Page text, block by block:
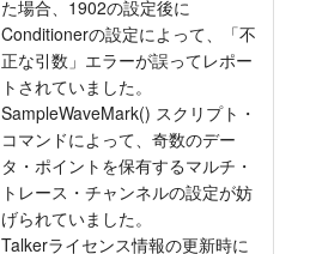
た場合、1902の設定後に
Conditionerの設定によって、「不
正な引数」エラーが誤ってレポー
トされていました。
SampleWaveMark() スクリプト・
コマンドによって、奇数のデー
タ・ポイントを保有するマルチ・
トレース・チャンネルの設定が妨
げられていました。
Talkerライセンス情報の更新時に